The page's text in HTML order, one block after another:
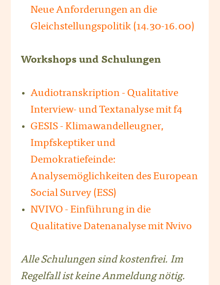
Neue Anforderungen an die
Gleichstellungspolitik (14.30-16.00)
Workshops und Schulungen
Audiotranskription - Qualitative
Interview- und Textanalyse mit f4
GESIS - Klimawandelleugner,
Impfskeptiker und
Demokratiefeinde:
Analysemöglichkeiten des European
Social Survey (ESS)
NVIVO - Einführung in die
Qualitative Datenanalyse mit Nvivo
Alle Schulungen sind kostenfrei. Im
Regelfall ist keine Anmeldung nötig.